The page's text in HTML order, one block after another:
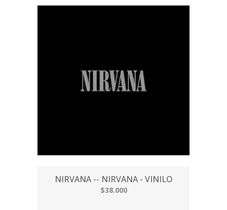
NIRVANA -- NIRVANA - VINILO
$38.000